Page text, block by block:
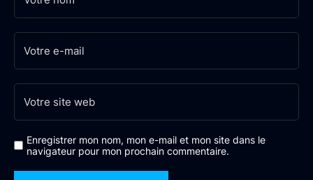
Enregistrer mon nom, mon e-mail et mon site dans le
navigateur pour mon prochain commentaire.